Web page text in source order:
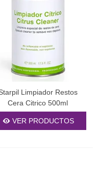
Limpiador Restos
Cera Citrico 500ml
VER PRODUCTOS